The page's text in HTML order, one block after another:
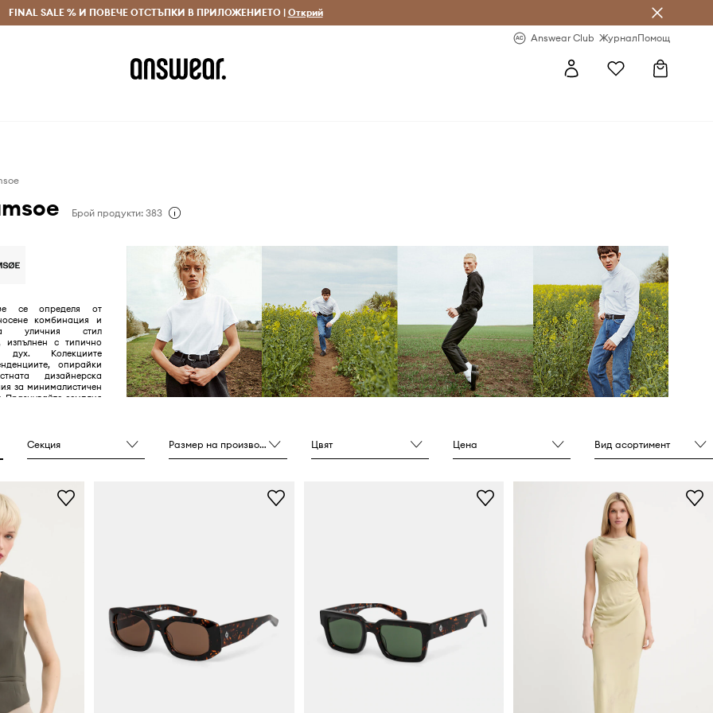
и връщане за поръчки над 70 EUR Доставка 1-5 дни
FINAL SALE % И ПОВЕЧЕ ОТСТЪПКИ В ПРИЛОЖЕНИЕТО | Открий
Answear Club ЖурналПомощ
Брой продукти: 383
се определя от
комбинация и
уличния стил
изпълнен с типично
дух. Колекциите
опирайки
дизайнерска
за минималистичен
Празнувайте семплия
Секция Размер на производителя Цвят Цена Вид асортимент